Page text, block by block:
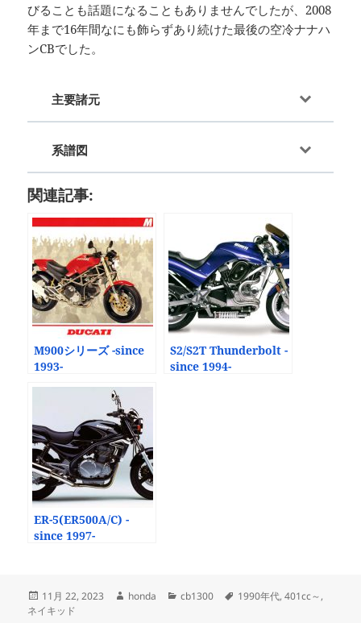
びることも話題になることもありませんでしたが、2008
年まで16年間なにも飾らずあり続けた最後の空冷ナナハ
ンCBでした。
主要諸元
系譜図
関連記事:
M900シリーズ -since
1993-
S2/S2T Thunderbolt -
since 1994-
ER-5(ER500A/C) -
since 1997-
投
稿
11月 22, 2023
作
honda
カ
cb1300
タ
1990年代,401cc～,
ネイキッド